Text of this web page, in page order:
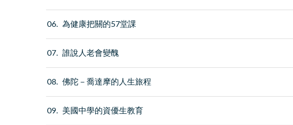
06 為健康把關的57堂課
07 誰說人老會變醜
08 佛陀－喬達摩的人生旅程
09 美國中學的資優生教育